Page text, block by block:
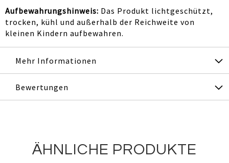
Aufbewahrungshinweis: Das Produkt lichtgeschützt,
trocken, kühl und außerhalb der Reichweite von
kleinen Kindern aufbewahren.
Mehr Informationen
Bewertungen
ÄHNLICHE PRODUKTE